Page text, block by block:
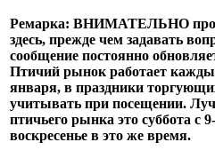
Ремарка: ВНИМАТЕЛЬНО
здесь, прежде чем задавать
сообщение постоянно
Птичий рынок работает
января, в праздники
учитывать при посещении.
птичьего рынка это суббота с
воскресенье в это же время.